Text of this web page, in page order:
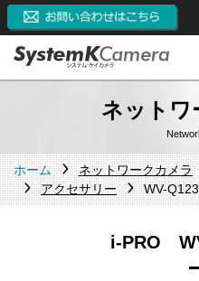
ネットワ
ホーム ネットワークカメラ
アクセサリー
WV-
i-PRO